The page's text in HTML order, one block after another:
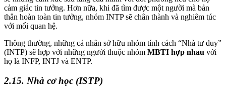
cảm giác tin tưởng. Hơn nữa, khi đã tìm được một người mà bản
thân hoàn toàn tin tưởng, nhóm INTP sẽ chân thành và nghiêm túc
với mối quan hệ.
Thông thường, những cá nhân sở hữu nhóm tính cách “Nhà tư duy”
(INTP) sẽ hợp với những người thuộc nhóm MBTI hợp nhau với
họ là INFP, INTJ và ENTP.
2.15. Nhà cơ học (ISTP)